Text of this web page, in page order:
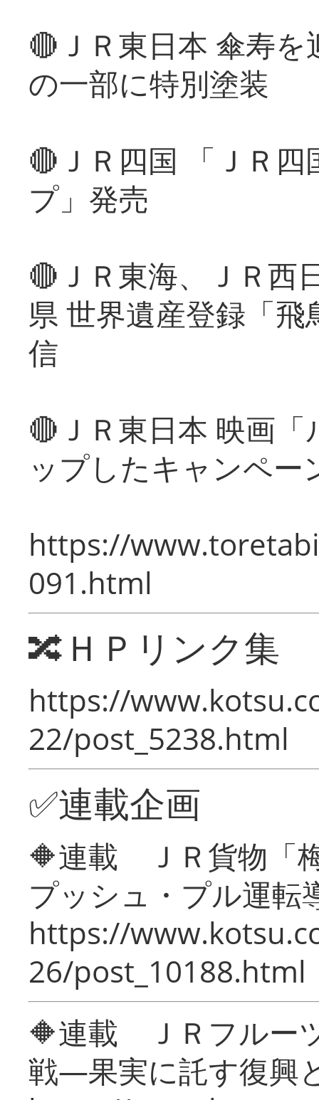
🔴ＪＲ東日本 傘寿
の一部に特別塗装
🔴ＪＲ四国 「ＪＲ
プ」発売
🔴ＪＲ東海、ＪＲ西
県 世界遺産登録「
信
🔴ＪＲ東日本 映画
ップしたキャンペー
https://
091.html
🔀ＨＰリンク集
https://
22/post_5238.html
✅連載企画
🔶連載 ＪＲ貨物「
プッシュ・プル運転
https://
26/post_10188.html
🔶連載 ＪＲフルー
戦―果実に託す復興